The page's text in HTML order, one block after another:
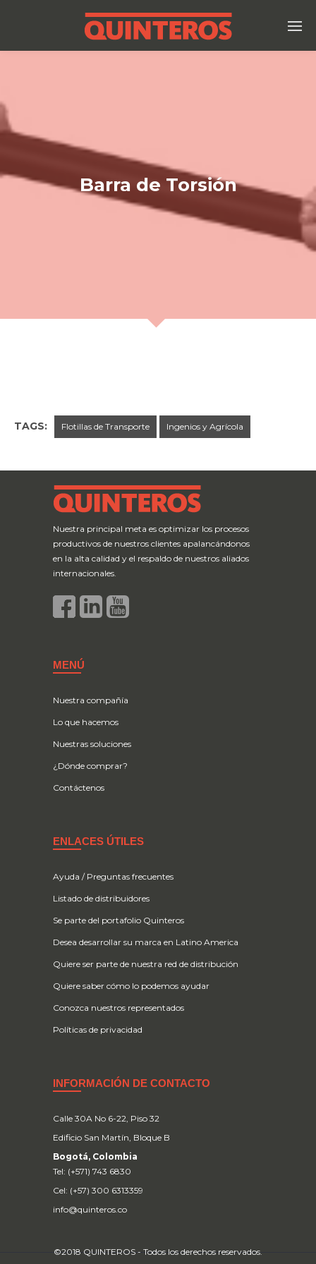
Barra de Torsión
TAGS: Flotillas de Transporte Ingenios y Agrícola
Nuestra principal meta es optimizar los procesos
productivos de nuestros clientes apalancándonos
en la alta calidad y el respaldo de nuestros aliados
internacionales.
MENÚ
Nuestra compañía
Lo que hacemos
Nuestras soluciones
¿Dónde comprar?
Contáctenos
ENLACES ÚTILES
Ayuda / Preguntas frecuentes
Listado de distribuidores
Se parte del portafolio Quinteros
Desea desarrollar su marca en Latino America
Quiere ser parte de nuestra red de distribución
Quiere saber cómo lo podemos ayudar
Conozca nuestros representados
Políticas de privacidad
INFORMACIÓN DE CONTACTO
Calle 30A No 6-22, Piso 32
Edificio San Martín, Bloque B
Bogotá, Colombia
Tel: (+571) 743 6830
Cel: (+57) 300 6313359
info@quinteros.co
©2018 QUINTEROS - Todos los derechos reservados.